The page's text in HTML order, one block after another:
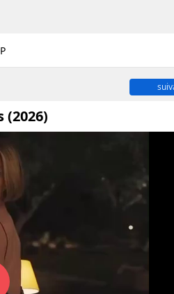
(2026)